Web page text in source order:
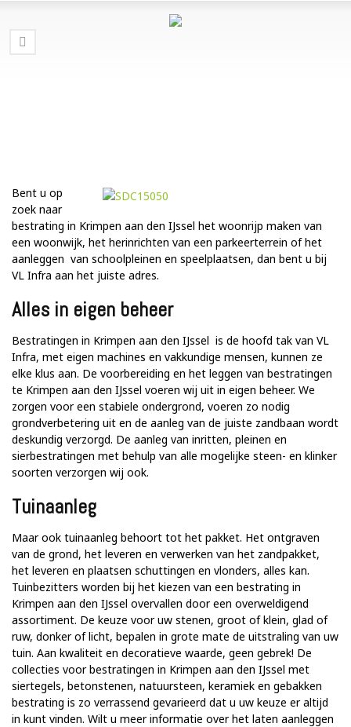
Bent u op
zoek naar
bestrating in Krimpen aan den IJssel het woonrijp maken van
een woonwijk, het herinrichten van een parkeerterrein of het
aanleggen van schoolpleinen en speelplaatsen, dan bent u bij
VL Infra aan het juiste adres.
Alles in eigen beheer
Bestratingen in Krimpen aan den IJssel is de hoofd tak van VL
Infra, met eigen machines en vakkundige mensen, kunnen ze
elke klus aan. De voorbereiding en het leggen van bestratingen
te Krimpen aan den IJssel voeren wij uit in eigen beheer. We
zorgen voor een stabiele ondergrond, voeren zo nodig
grondverbetering uit en de aanleg van de juiste zandbaan wordt
deskundig verzorgd. De aanleg van inritten, pleinen en
sierbestratingen met behulp van alle mogelijke steen- en klinker
soorten verzorgen wij ook.
Tuinaanleg
Maar ook tuinaanleg behoort tot het pakket. Het ontgraven
van de grond, het leveren en verwerken van het zandpakket,
het leveren en plaatsen schuttingen en vlonders, alles kan.
Tuinbezitters worden bij het kiezen van een bestrating in
Krimpen aan den IJssel overvallen door een overweldigend
assortiment. De keuze voor uw stenen, groot of klein, glad of
ruw, donker of licht, bepalen in grote mate de uitstraling van uw
tuin. Aan kwaliteit en decoratieve waarde, geen gebrek! De
collecties voor bestratingen in Krimpen aan den IJssel met
siertegels, betonstenen, natuursteen, keramiek en gebakken
bestrating is zo verrassend gevarieerd dat u uw keuze er altijd
in kunt vinden. Wilt u meer informatie over het laten aanleggen